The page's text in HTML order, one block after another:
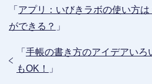
「 アプリ：いびきラボの使い方
ができる？ 」
「 手帳の書き方のアイデアいろ
もOK！
」